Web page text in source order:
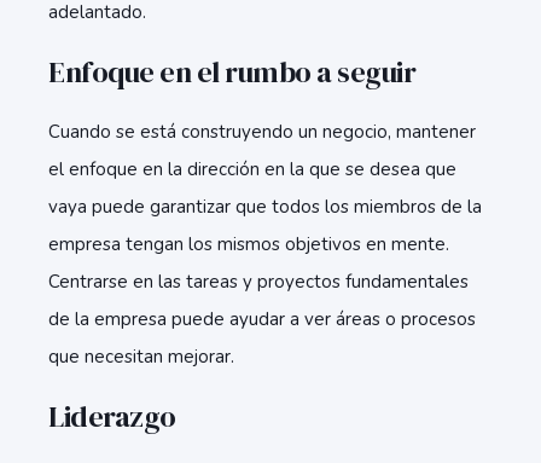
adelantado.
Enfoque en el rumbo a seguir
Cuando se está construyendo un negocio, mantener
el enfoque en la dirección en la que se desea que
vaya puede garantizar que todos los miembros de la
empresa tengan los mismos objetivos en mente.
Centrarse en las tareas y proyectos fundamentales
de la empresa puede ayudar a ver áreas o procesos
que necesitan mejorar.
Liderazgo